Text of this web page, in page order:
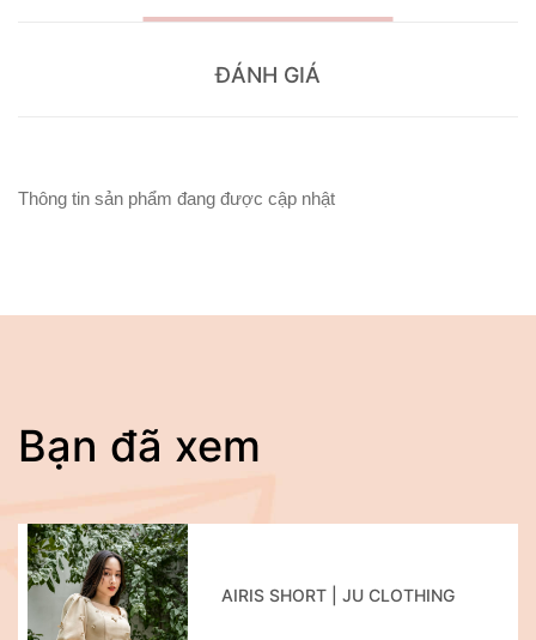
ĐÁNH GIÁ
Thông tin sản phẩm đang được cập nhật
Bạn đã xem
AIRIS SHORT | JU CLOTHING